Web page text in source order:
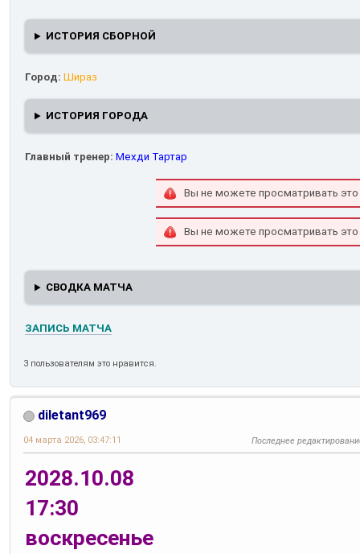
ИСТОРИЯ СБОРНОЙ
Город: Шираз
ИСТОРИЯ ГОРОДА
Главный тренер: Мехди Тартар
Вы не можете просматривать
Вы не можете просматривать
СВОДКА МАТЧА
ЗАПИСЬ МАТЧА
3 пользователям это нравится.
diletant969
04 марта 2026, 03:47:11 Последнее
2028.10.08
17:30
воскресенье